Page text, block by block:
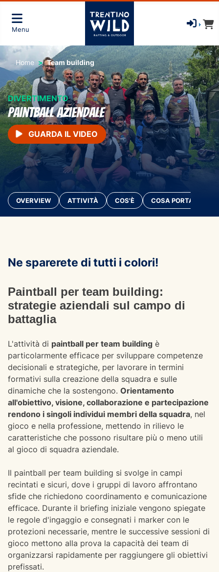
Menu
Home Team building
DIVERTIMENTO
paintball aziendale
GUARDA IL VIDEO
OVERVIEW ATTIVITÀ COS'È COSA PORTARE
Ne sparerete di tutti i colori!
Paintball per team building:
strategie aziendali sul campo di
battaglia
L'attività di paintball per team building è
particolarmente efficace per sviluppare competenze
decisionali e strategiche, per lavorare in termini
formativi sulla creazione della squadra e sulle
dinamiche che la sostengono. Orientamento
all'obiettivo, visione, collaborazione e partecipazione
rendono i singoli individui membri della squadra, nel
gioco e nella professione, mettendo in rilievo le
caratteristiche che possono risultare più o meno utili
al gioco di squadra aziendale.
Il paintball per team building si svolge in campi
recintati e sicuri, dove i gruppi di lavoro affrontano
sfide che richiedono coordinamento e comunicazione
efficace. Durante il briefing iniziale vengono spiegate
le regole d'ingaggio e consegnati i marker con le
protezioni necessarie, mentre le successive sessioni di
gioco mettono alla prova la capacità dei team di
organizzarsi rapidamente per raggiungere gli obiettivi
prefissati.